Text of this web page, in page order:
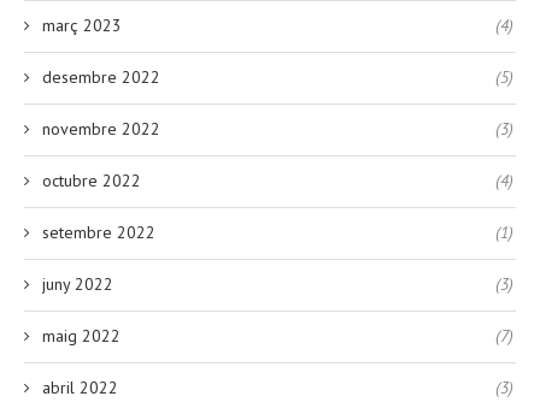
març 2023 (4)
desembre 2022 (5)
novembre 2022 (3)
octubre 2022 (4)
setembre 2022 (1)
juny 2022 (3)
maig 2022 (7)
abril 2022 (3)